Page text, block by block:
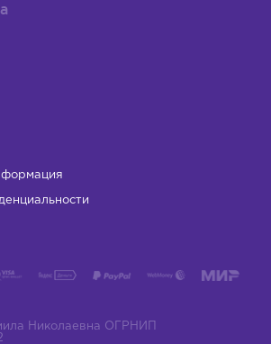
Николаевна ОГРНИП